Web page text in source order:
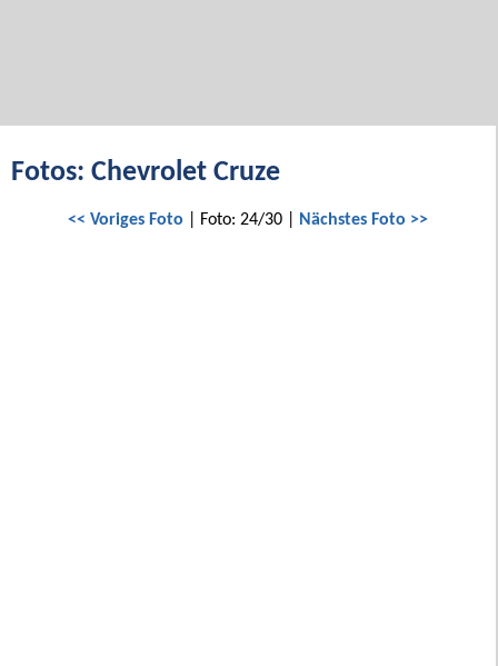
Fotos: Chevrolet Cruze
<< Voriges Foto | Foto: 24/30 | Nächstes Foto >>